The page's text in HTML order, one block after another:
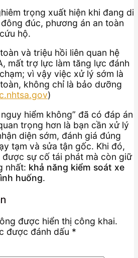
trọng xuất hiện khi đang di
đúc, phương án an toàn
hộ.
và triệu hồi liên quan hệ
mất trợ lực làm tăng lực đánh
vì vậy việc xử lý sớm là
không chỉ là bảo dưỡng
)
hiểm không” đã có đáp án
trọng hơn là bạn cần xử lý
diện sớm, đánh giá đúng
tạm và sửa tận gốc. Khi đó,
sự cố tái phát mà còn giữ
nhất: khả năng kiểm soát xe
huống.
được hiển thị công khai.
được đánh dấu *